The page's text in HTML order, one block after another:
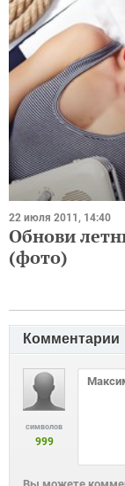
22 июля 2011, 14:40
Обнови
(фото)
Комментарии
символов
999